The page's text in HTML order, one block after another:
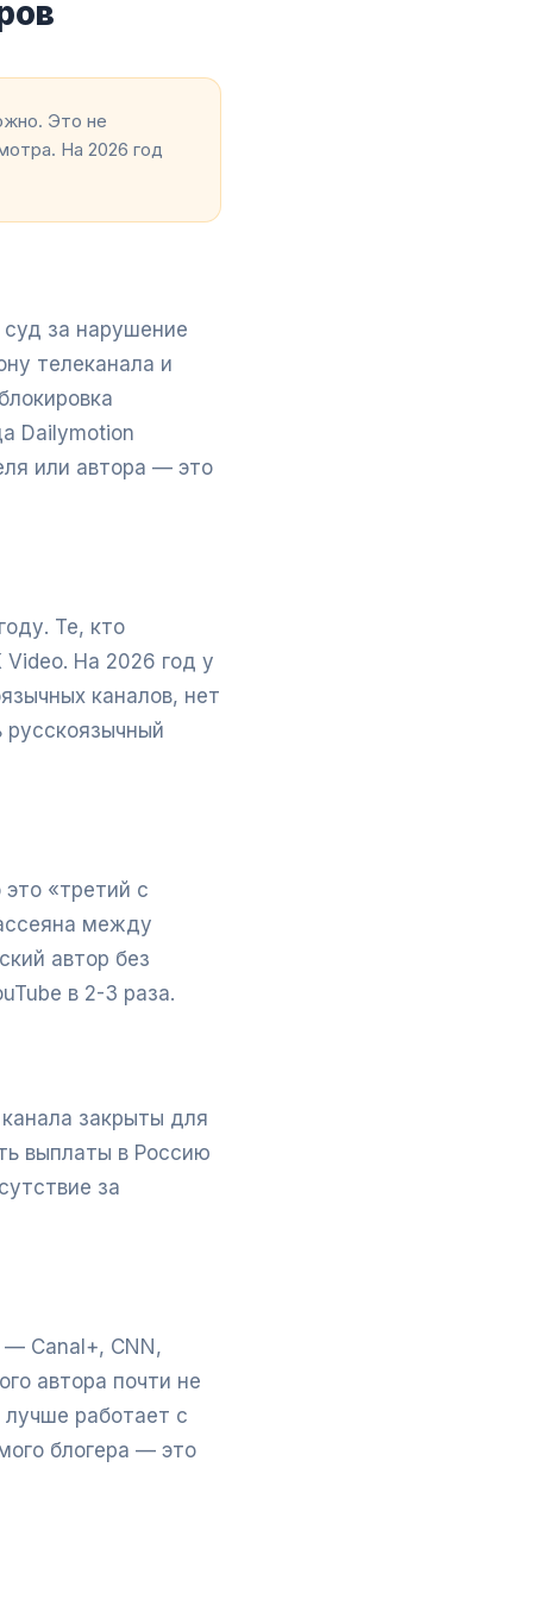
Это не
На 2026 год
суд за нарушение
телеканала и
Dailymotion
или автора — это
Те, кто
Video. На 2026 год у
каналов, нет
«третий с
между
автор без
в 2-3 раза.
закрыты для
выплаты в Россию
за
Canal+, CNN,
автора почти не
лучше работает с
блогера — это